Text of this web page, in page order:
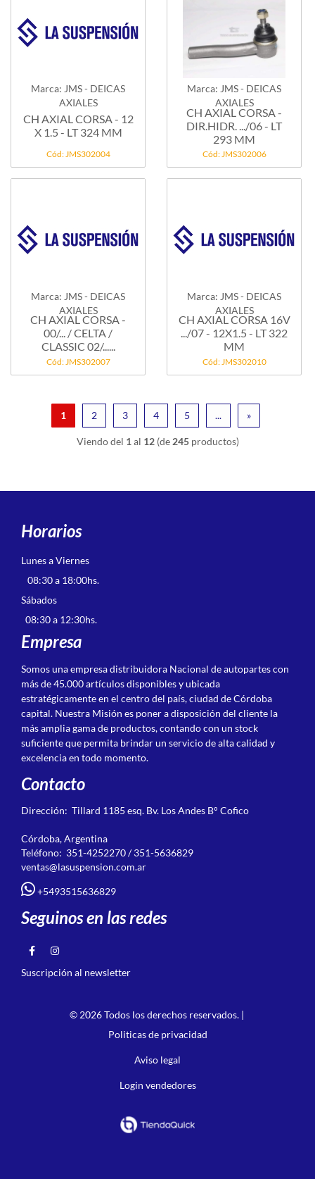
Marca: JMS - DEICAS
AXIALES
CH AXIAL CORSA - 12
X 1.5 - LT 324 MM
Cód: JMS302004
Marca: JMS - DEICAS
AXIALES
CH AXIAL CORSA -
DIR.HIDR. .../06 - LT
293 MM
Cód: JMS302006
Marca: JMS - DEICAS
AXIALES
CH AXIAL CORSA -
00/... / CELTA /
CLASSIC 02/......
Cód: JMS302007
Marca: JMS - DEICAS
AXIALES
CH AXIAL CORSA 16V
.../07 - 12X1.5 - LT 322
MM
Cód: JMS302010
1 2 3 4 5 ... »
Viendo del 1 al 12(de 245productos)
Horarios
Lunes a Viernes
08:30 a 18:00hs.
Sábados
08:30 a 12:30hs.
Empresa
Somos una empresa distribuidora Nacional de autopartes con
más de 45.000 artículos disponibles y ubicada
estratégicamente en el centro del país, ciudad de Córdoba
capital. Nuestra Misión es poner a disposición del cliente la
más amplia gama de productos, contando con un stock
suficiente que permita brindar un servicio de alta calidad y
excelencia en todo momento.
Contacto
Dirección: Tillard 1185 esq. Bv. Los Andes B° Cofico
Córdoba, Argentina
Teléfono: 351-4252270 / 351-5636829
ventas@lasuspension.com.ar
+5493515636829
Seguinos en las redes
Suscripción al newsletter
© 2026 Todos los derechos reservados. |
Politicas de privacidad
Aviso legal
Login vendedores